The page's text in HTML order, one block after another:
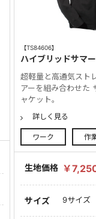
【TS84606】
ハイブリッドサマ
超軽量と高通気スト
アーを組み合わせた
ャケット。
詳しく見る
ワーク 作
生地価格 ￥
サイズ 9サイズ